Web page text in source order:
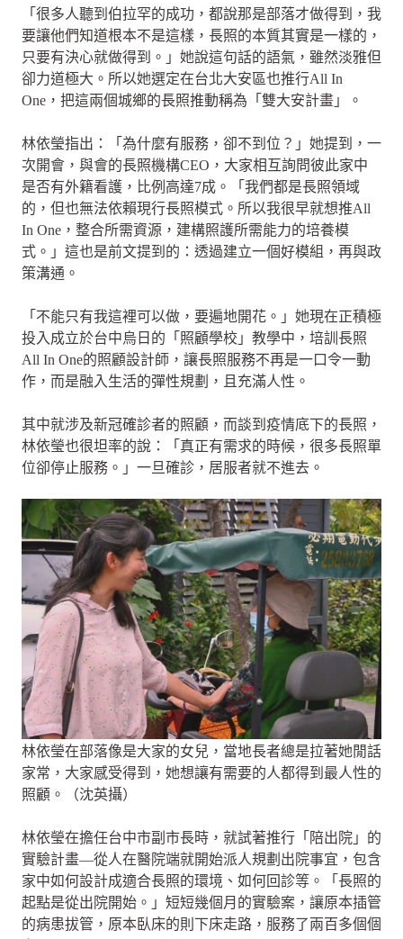
「很多人聽到伯拉罕的成功，都說那是部落才做得到，我
要讓他們知道根本不是這樣，長照的本質其實是一樣的，
只要有決心就做得到。」她說這句話的語氣，雖然淡雅但
卻力道極大。所以她選定在台北大安區也推行All In
One，把這兩個城鄉的長照推動稱為「雙大安計畫」。
林依瑩指出：「為什麼有服務，卻不到位？」她提到，一
次開會，與會的長照機構CEO，大家相互詢問彼此家中
是否有外籍看護，比例高達7成。「我們都是長照領域
的，但也無法依賴現行長照模式。所以我很早就想推All
In One，整合所需資源，建構照護所需能力的培養模
式。」這也是前文提到的：透過建立一個好模組，再與政
策溝通。
「不能只有我這裡可以做，要遍地開花。」她現在正積極
投入成立於台中烏日的「照顧學校」教學中，培訓長照
All In One的照顧設計師，讓長照服務不再是一口令一動
作，而是融入生活的彈性規劃，且充滿人性。
其中就涉及新冠確診者的照顧，而談到疫情底下的長照，
林依瑩也很坦率的說：「真正有需求的時候，很多長照單
位卻停止服務。」一旦確診，居服者就不進去。
林依瑩在部落像是大家的女兒，當地長者總是拉著她閒話
家常，大家感受得到，她想讓有需要的人都得到最人性的
照顧。（沈英攝）
林依瑩在擔任台中市副市長時，就試著推行「陪出院」的
實驗計畫—從人在醫院端就開始派人規劃出院事宜，包含
家中如何設計成適合長照的環境、如何回診等。「長照的
起點是從出院開始。」短短幾個月的實驗案，讓原本插管
的病患拔管，原本臥床的則下床走路，服務了兩百多個個